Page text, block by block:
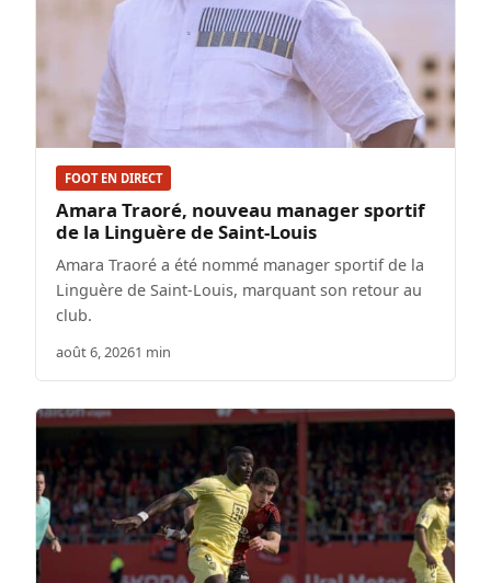
FOOT EN DIRECT
Amara Traoré, nouveau manager sportif
de la Linguère de Saint-Louis
Amara Traoré a été nommé manager sportif de la
Linguère de Saint-Louis, marquant son retour au
club.
août 6, 20261 min